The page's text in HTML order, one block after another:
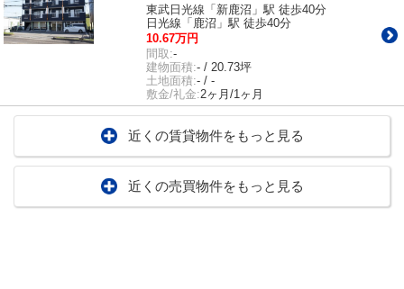
東武日光線「新鹿沼」駅 徒歩40分
日光線「鹿沼」駅 徒歩40分
10.67万円
間取:-
建物面積:- / 20.73坪
土地面積:- / -
敷金/礼金:2ヶ月/1ヶ月
近くの賃貸物件をもっと見る
近くの売買物件をもっと見る